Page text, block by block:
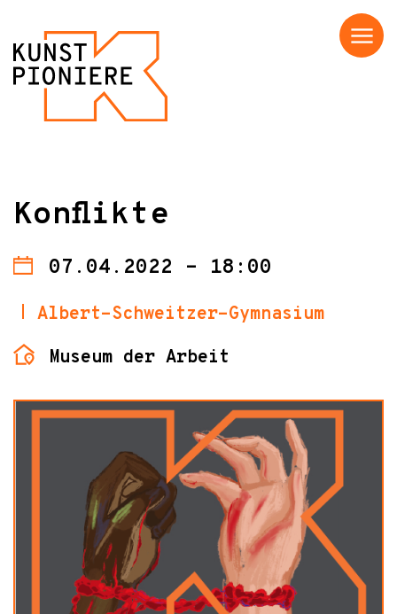
Menü
Konflikte
07.04.2022 - 18:00
Albert-Schweitzer-Gymnasium
Museum der Arbeit